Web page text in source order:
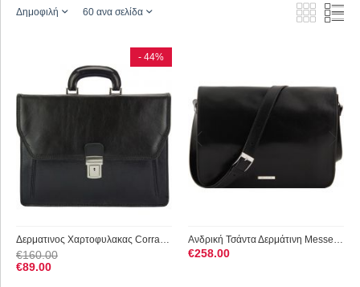
Δημοφιλή 60 ανα σελίδα
- 44%
€160.00
€89.00
€258.00